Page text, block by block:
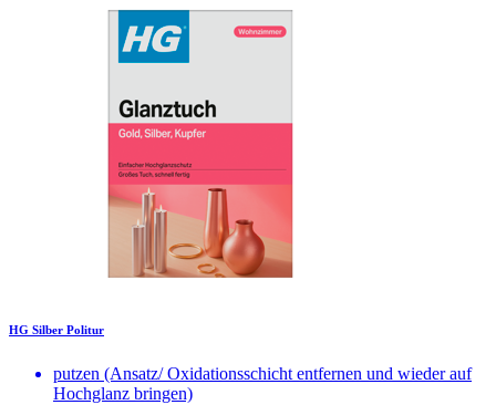
HG Silber Politur
putzen (Ansatz/ Oxidationsschicht entfernen und wieder auf
Hochglanz bringen)